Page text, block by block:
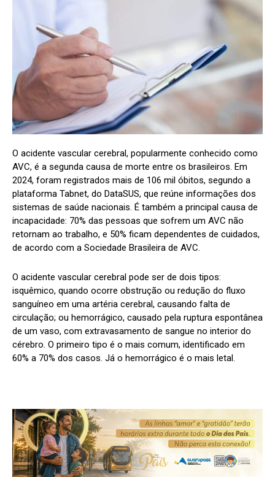
O acidente vascular cerebral, popularmente conhecido como
AVC, é a segunda causa de morte entre os brasileiros. Em
2024, foram registrados mais de 106 mil óbitos, segundo a
plataforma Tabnet, do DataSUS, que reúne informações dos
sistemas de saúde nacionais. É também a principal causa de
incapacidade: 70% das pessoas que sofrem um AVC não
retornam ao trabalho, e 50% ficam dependentes de cuidados,
de acordo com a Sociedade Brasileira de AVC.
O acidente vascular cerebral pode ser de dois tipos:
isquêmico, quando ocorre obstrução ou redução do fluxo
sanguíneo em uma artéria cerebral, causando falta de
circulação; ou hemorrágico, causado pela ruptura espontânea
de um vaso, com extravasamento de sangue no interior do
cérebro. O primeiro tipo é o mais comum, identificado em
60% a 70% dos casos. Já o hemorrágico é o mais letal.